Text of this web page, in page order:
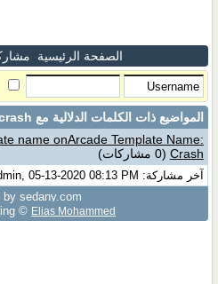
الصفحة الرئيسية
المواضيع ذات الكلمات الدلالية مع
name onArcade Template Name:
Crash (0 مشاركات)
آخر مشاركة: admin, 05-13-2020 08:13 PM
by sedany.com
© Elias Mohammed